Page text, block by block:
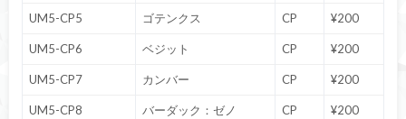
UM5-CP5 ゴテンクス CP ¥200
UM5-CP6 ベジット CP ¥200
UM5-CP7 カンバー CP ¥200
UM5-CP8 バーダック：ゼノ CP ¥200